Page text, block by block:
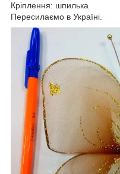
Кріплення: шпилька
Пересилаємо в Україні.